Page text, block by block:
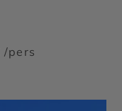
/pers